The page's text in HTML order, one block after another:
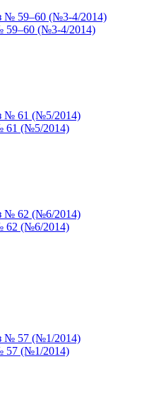
59–60 (№3-4/2014)
61 (№5/2014)
62 (№6/2014)
57 (№1/2014)